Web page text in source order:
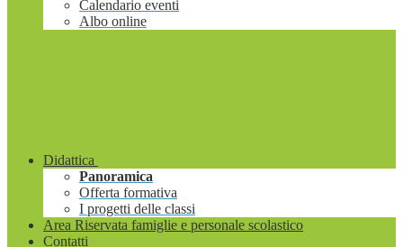
Calendario eventi
Albo online
Didattica
Panoramica
Offerta formativa
I progetti delle classi
Area Riservata famiglie e personale scolastico
Contatti